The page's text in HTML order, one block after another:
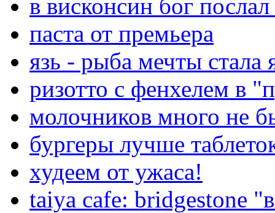
в висконсин бог
паста от премьера
язь - рыба мечты стала
ризотто с фенхелем в
молочников много не
бургеры лучше
худеем от ужаса!
taiya cafe: bridgestone